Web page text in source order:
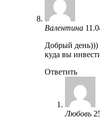
Валентина
Добрый
куда вы
Ответить
Любовь